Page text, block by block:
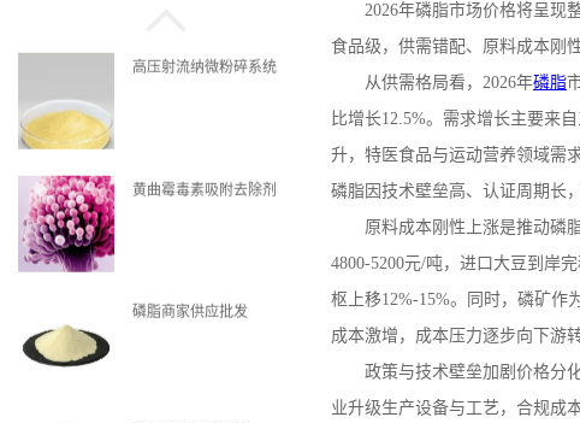
高压射流纳微粉碎系统
黄曲霉毒素吸附去除剂
磷脂商家供应批发
2026年磷脂市场价格将呈现
食品级，供需错配、原料成本刚
从供需格局看， 2026年磷脂
比增长12.5%。需求增长主要来
升，特医食品与运动营养领域需
磷脂因技术壁垒高、认证周期长
原料成本刚性上涨是推动磷
4800-5200元/吨，进口大豆到岸
枢上移12%-15%。同时，磷矿作
成本激增，成本压力逐步向下游转
政策与技术壁垒加剧价格分
业升级生产设备与工艺，合规成